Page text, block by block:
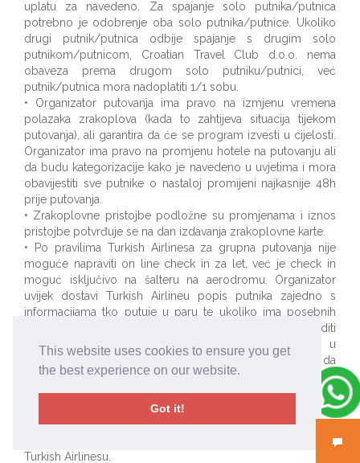
This website uses cookies to ensure you get
the best experience on our website.
Got it!
uplatu za navedeno. Za spajanje solo putnika/putnica
potrebno je odobrenje oba solo putnika/putnice. Ukoliko
drugi putnik/putnica odbije spajanje s drugim solo
putnikom/putnicom, Croatian Travel Club d.o.o. nema
obaveza prema drugom solo putniku/putnici, već
putnik/putnica mora nadoplatiti 1/1 sobu.
• Organizator putovanja ima pravo na izmjenu vremena
polazaka zrakoplova (kada to zahtijeva situacija tijekom
putovanja), ali garantira da će se program izvesti u cijelosti.
Organizator ima pravo na promjenu hotele na putovanju ali
da budu kategorizacije kako je navedeno u uvjetima i mora
obavijestiti sve putnike o nastaloj promijeni najkasnije 48h
prije putovanja.
• Zrakoplovne pristojbe podložne su promjenama i iznos
pristojbe potvrđuje se na dan izdavanja zrakoplovne karte.
• Po pravilima Turkish Airlinesa za grupna putovanja nije
moguće napraviti on line check in za let, već je check in
moguć isključivo na šalteru na aerodromu. Organizator
uvijek dostavi Turkish Airlineu popis putnika zajedno s
informacijama tko putuje u paru te ukoliko ima posebnih
zahtjeva oko obroka na letu. Organizator nema ovlasti raditi
raspored sjedenja u avionu, već je to isključivo u
nadležnosti Turkish Airlinesa. Ukoliko dođe do situacije da
parovi ne sjede zajedno onda je moguće zatražiti promjenu
prilikom check-ina na aerodromu ili zamoliti stjuardesu u
zrakoplovu. Naš voditelj će biti putnicima na raspolaganju,
ali Organizator se ograđuje i ne odgovara za greške
zrakoplovne kompanije. Prigovor je moguće uputiti direktno
Turkish Airlinesu.